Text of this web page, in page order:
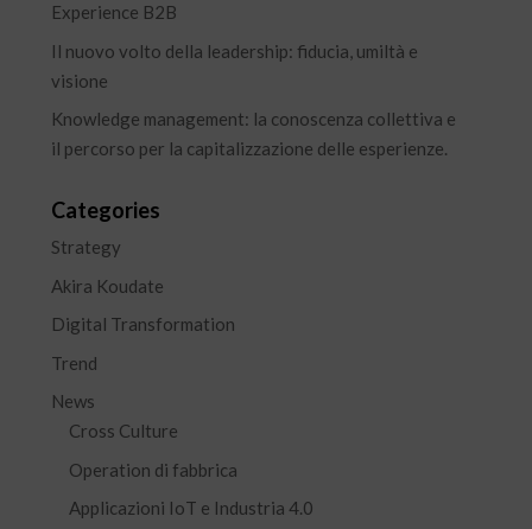
Experience B2B
Il nuovo volto della leadership: fiducia, umiltà e
visione
Knowledge management: la conoscenza collettiva e
il percorso per la capitalizzazione delle esperienze.
Categories
Strategy
Akira Koudate
Digital Transformation
Trend
News
Cross Culture
Operation di fabbrica
Applicazioni IoT e Industria 4.0